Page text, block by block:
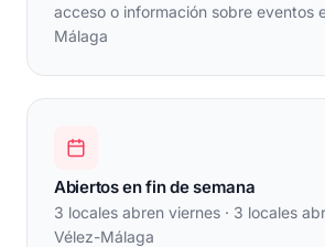
acceso o información sobre eventos
Málaga
Abiertos en fin de semana
3 locales abren viernes · 3 locales
Vélez-Málaga